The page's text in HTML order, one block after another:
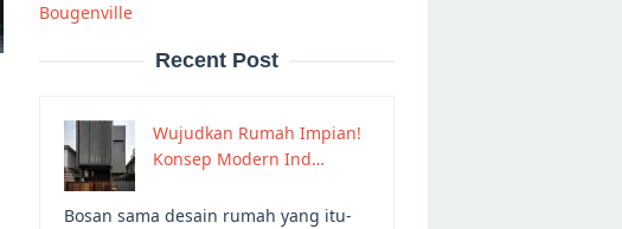
Bougenville
Recent Post
Wujudkan Rumah Impian!
Konsep Modern Ind…
Bosan sama desain rumah yang itu-